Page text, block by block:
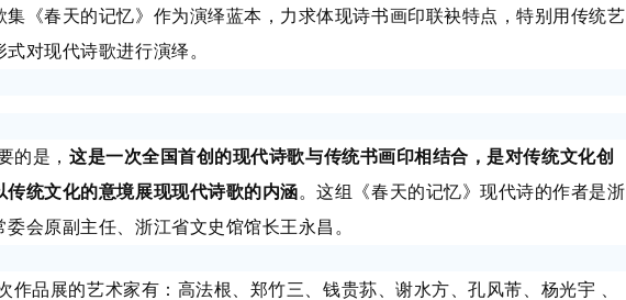
集《春天的记忆》作为演绎蓝本，力求体现诗书画印联袂特点，特别用传统艺
式对现代诗歌进行演绎。
是， 这是一次全国首创的现代诗歌与传统书画印相结合，是对传统文化创
传统文化的意境展现现代诗歌的内涵。这组《春天的记忆》现代诗的作者是浙
委会原副主任、浙江省文史馆馆长王永昌。
作品展的艺术家有： 高法根、郑竹三、钱贵荪、谢水方、孔风芾、杨光宇 、